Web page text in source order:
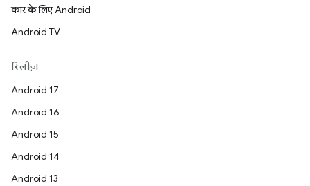
कार के लिए Android
Android TV
रिलीज़
Android 17
Android 16
Android 15
Android 14
Android 13